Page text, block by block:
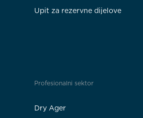
Upit za rezervne dijelove
Profesionalni sektor
Dry Ager